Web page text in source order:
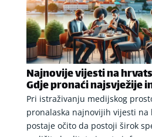
Najnovije vijesti na
Gdje pronaći najsvježije
Pri istraživanju medijskog
pronalaska najnovijih vijesti
postaje očito da postoji širok